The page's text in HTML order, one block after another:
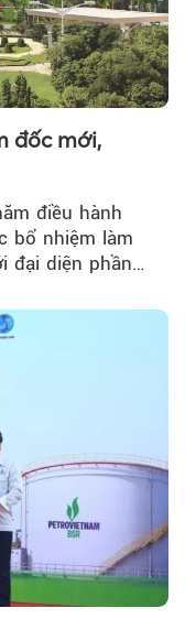
đốc mới,
điều hành
bổ nhiệm làm
đại diện phần